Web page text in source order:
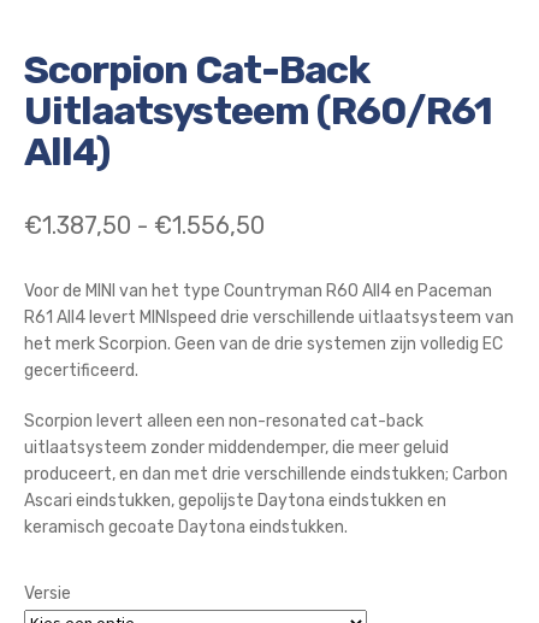
Scorpion Cat-Back
Uitlaatsysteem (R60/R61
All4)
€1.387,50 - €1.556,50Prijsklasse:
tot
€1.556,50
Voor de MINI van het type Countryman R60 All4 en Paceman
R61 All4 levert MINIspeed drie verschillende uitlaatsysteem van
het merk Scorpion. Geen van de drie systemen zijn volledig EC
gecertificeerd.
Scorpion levert alleen een non-resonated cat-back
uitlaatsysteem zonder middendemper, die meer geluid
produceert, en dan met drie verschillende eindstukken; Carbon
Ascari eindstukken, gepolijste Daytona eindstukken en
keramisch gecoate Daytona eindstukken.
Versie